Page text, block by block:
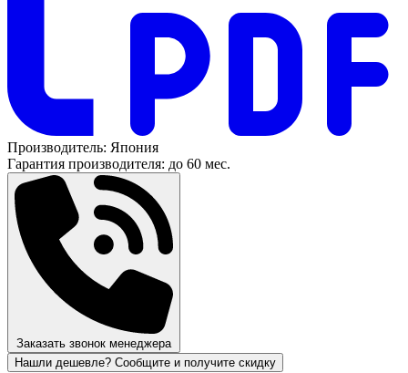
Производитель: Япония
Гарантия производителя: до 60 мес.
Заказать звонок менеджера
Нашли дешевле? Сообщите и получите скидку